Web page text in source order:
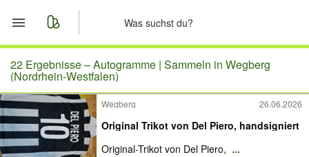
Start
Merkliste
Nachrichten
22 Ergebnisse –Autogramme | Sammeln in Wegberg
(Nordrhein-Westfalen)
Wegberg 26.06.2026
Original Trikot von Del Piero, handsigniert
Original-Trikot von Del Piero, ...